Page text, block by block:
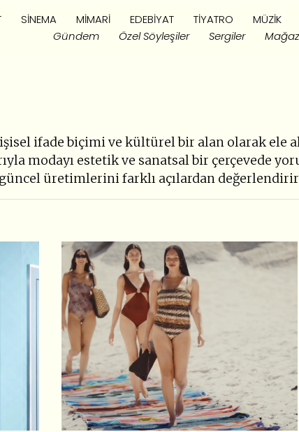
SINEMA MIMARI EDEBIYAT TIYATRO MÜZIK
Gündem
Özel Söyleşiler Sergiler
ifade biçimi ve kültürel bir alan olarak ele
modayı estetik ve sanatsal bir çerçevede
üretimlerini farklı açılardan